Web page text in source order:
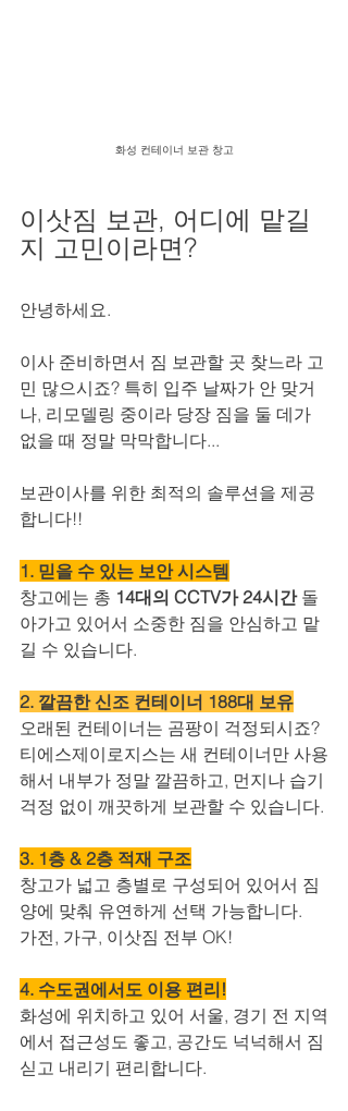
화성 컨테이너 보관 창고
이삿짐 보관, 어디에 맡길
지 고민이라면?
안녕하세요.
이사 준비하면서 짐 보관할 곳 찾느라 고
민 많으시죠? 특히 입주 날짜가 안 맞거
나, 리모델링 중이라 당장 짐을 둘 데가
없을 때 정말 막막합니다...
보관이사를 위한 최적의 솔루션을 제공
합니다!!
1. 믿을 수 있는 보안 시스템
창고에는 총 14대의 CCTV가 24시간 돌
아가고 있어서 소중한 짐을 안심하고 맡
길 수 있습니다.
2. 깔끔한 신조 컨테이너 188대 보유
오래된 컨테이너는 곰팡이 걱정되시죠?
티에스제이로지스는 새 컨테이너만 사용
해서 내부가 정말 깔끔하고, 먼지나 습기
걱정 없이 깨끗하게 보관할 수 있습니다.
3. 1층 & 2층 적재 구조
창고가 넓고 층별로 구성되어 있어서 짐
양에 맞춰 유연하게 선택 가능합니다.
가전, 가구, 이삿짐 전부 OK!
4. 수도권에서도 이용 편리!
화성에 위치하고 있어 서울, 경기 전 지역
에서 접근성도 좋고, 공간도 넉넉해서 짐
싣고 내리기 편리합니다.